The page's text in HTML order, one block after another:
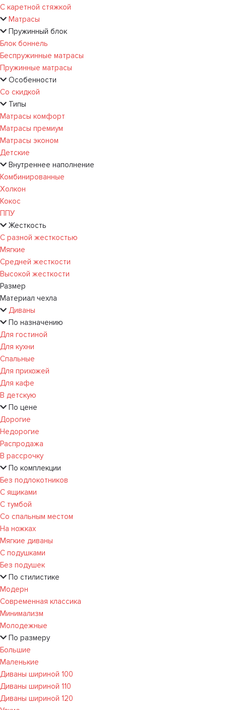
С каретной стяжкой
Матрасы
Пружинный блок
Блок боннель
Беспружинные матрасы
Пружинные матрасы
Особенности
Со скидкой
Типы
Матрасы комфорт
Матрасы премиум
Матрасы эконом
Детские
Внутреннее наполнение
Комбинированные
Холкон
Кокос
ППУ
Жесткость
С разной жесткостью
Мягкие
Средней жесткости
Высокой жесткости
Размер
Материал чехла
Диваны
По назначению
Для гостиной
Для кухни
Спальные
Для прихожей
Для кафе
В детскую
По цене
Дорогие
Недорогие
Распродажа
В рассрочку
По комплекции
Без подлокотников
С ящиками
С тумбой
Со спальным местом
На ножках
Мягкие диваны
С подушками
Без подушек
По стилистике
Модерн
Современная классика
Минимализм
Молодежные
По размеру
Большие
Маленькие
Диваны шириной 100
Диваны шириной 110
Диваны шириной 120